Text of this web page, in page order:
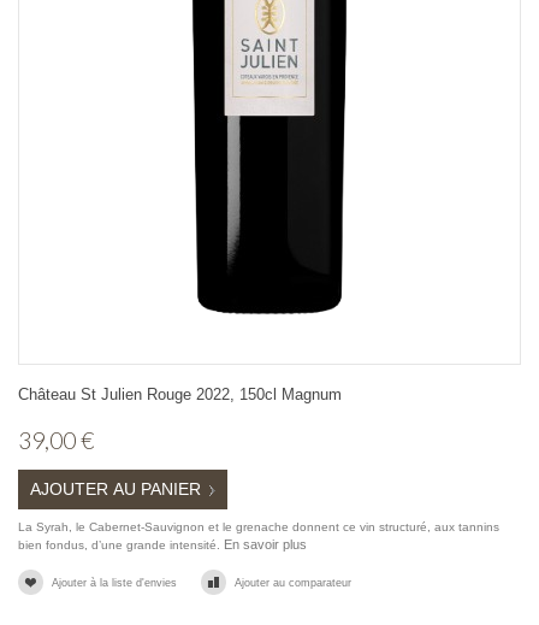
Château St Julien Rouge 2022, 150cl Magnum
39,00 €
AJOUTER AU PANIER
La Syrah, le Cabernet-Sauvignon et le grenache donnent ce vin structuré, aux tannins
bien fondus, d’une grande intensité. En savoir plus
Ajouter à la liste d'envies Ajouter au comparateur